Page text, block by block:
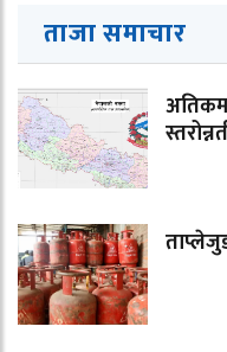
ताजा समाचार